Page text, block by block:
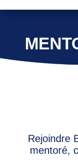
Rejoindre
mentoré,